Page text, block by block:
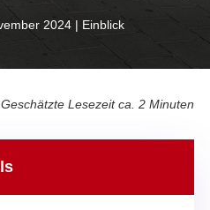
2024| Einblick
Geschätzte Lesezeit ca. 2 Minuten